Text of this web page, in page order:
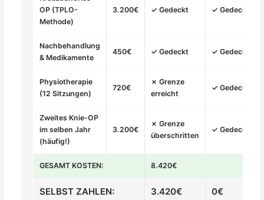
OP (TPLO-
Methode)
3.200€ ✓ Gedeckt ✓ Gedeckt
Nachbehandlung
& Medikamente
450€ ✓ Gedeckt ✓ Gedeckt
Physiotherapie
(12 Sitzungen)
720€
✗ Grenze
erreicht
✓ Gedeckt
Zweites Knie-OP
im selben Jahr
(häufig!)
3.200€
✗ Grenze
überschritten
✓ Gedeckt
GESAMT KOSTEN: 8.420€
SELBST ZAHLEN: 3.420€ 0€